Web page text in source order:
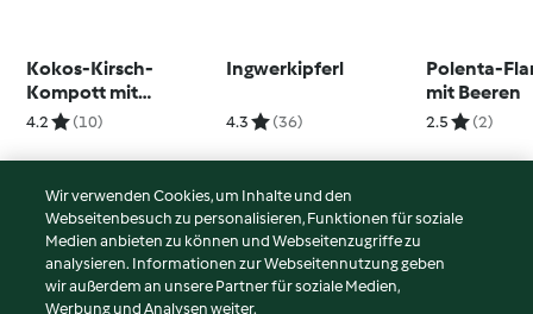
Kokos-Kirsch-
Kompott mit
Minzpesto
4.2 (10)
Ingwerkipferl
4.3 (36)
Polenta-
mit Beeren
2.5 (2)
© Copyright 2026
Nutzungsbedingungen
Wir verwenden Cookies, um Inhalte und den
Webseitenbesuch zu personalisieren, Funktionen für soziale
Medien anbieten zu können und Webseitenzugriffe zu
analysieren. Informationen zur Webseitennutzung geben
wir außerdem an unsere Partner für soziale Medien,
Werbung und Analysen weiter.